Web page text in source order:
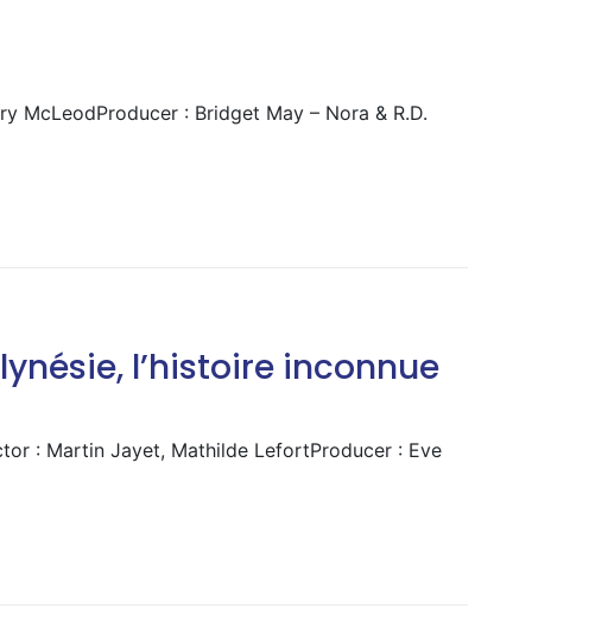
McLeodProducer : Bridget May – Nora & R.D.
l’histoire inconnue
: Martin Jayet, Mathilde LefortProducer : Eve